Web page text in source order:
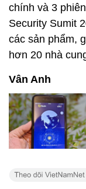
chính và 3
Security Sumit
các sản phẩm,
hơn 20 nhà
Vân Anh